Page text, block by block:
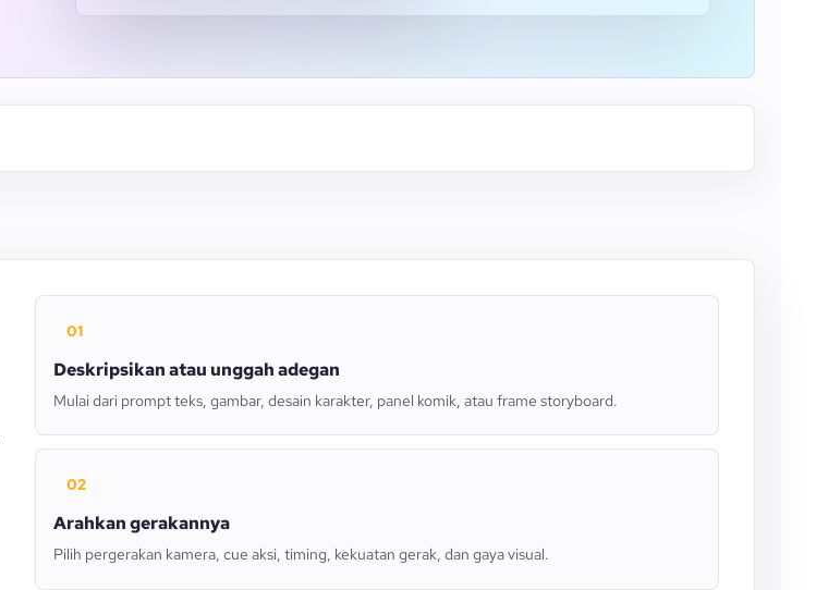
01
Deskripsikan atau unggah adegan
Mulai dari prompt teks, gambar, desain karakter, panel komik, atau frame storyboard.
02
Arahkan gerakannya
Pilih pergerakan kamera, cue aksi, timing, kekuatan gerak, dan gaya visual.